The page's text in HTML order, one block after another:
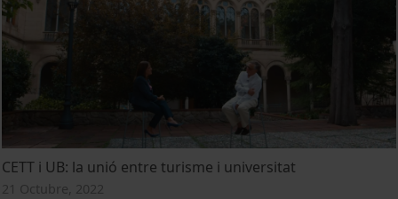
CETT i UB: la unió entre turisme i universitat
21 Octubre, 2022